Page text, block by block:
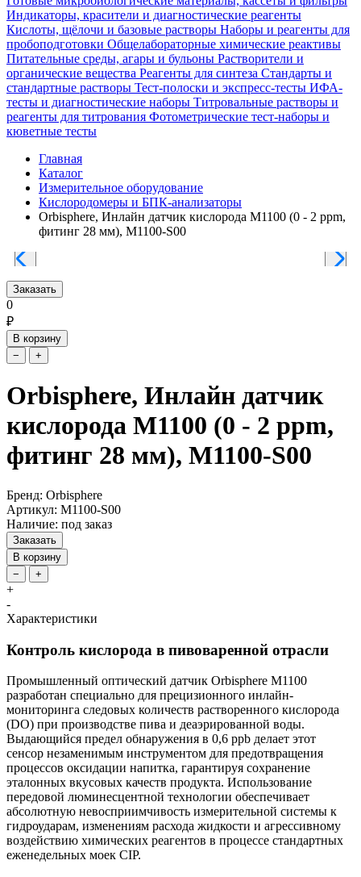
Индикаторы, красители и диагностические реагенты
Кислоты, щёлочи и базовые растворы Наборы и реагенты для
пробоподготовки Общелабораторные химические реактивы
Питательные среды, агары и бульоны Растворители и
органические вещества Реагенты для синтеза Стандарты и
стандартные растворы Тест-полоски и экспресс-тесты ИФА-
тесты и диагностические наборы Титровальные растворы и
реагенты для титрования Фотометрические тест-наборы и
кюветные тесты
Главная
Каталог
Измерительное оборудование
Кислородомеры и БПК-анализаторы
Orbisphere, Инлайн датчик кислорода M1100 (0 - 2 ppm,
фитинг 28 мм), M1100-S00
Заказать
0
₽
В корзину
−
+
Orbisphere, Инлайн датчик
кислорода M1100 (0 - 2 ppm,
фитинг 28 мм), M1100-S00
Бренд: Orbisphere
Артикул: M1100-S00
Наличие: под заказ
Заказать
В корзину
−
+
+
-
Характеристики
Контроль кислорода в пивоваренной отрасли
Промышленный оптический датчик Orbisphere M1100
разработан специально для прецизионного инлайн-
мониторинга следовых количеств растворенного кислорода
(DO) при производстве пива и деаэрированной воды.
Выдающийся предел обнаружения в 0,6 ppb делает этот
сенсор незаменимым инструментом для предотвращения
процессов оксидации напитка, гарантируя сохранение
эталонных вкусовых качеств продукта. Использование
передовой люминесцентной технологии обеспечивает
абсолютную невосприимчивость измерительной системы к
гидроударам, изменениям расхода жидкости и агрессивному
воздействию химических реагентов в процессе стандартных
еженедельных моек CIP.